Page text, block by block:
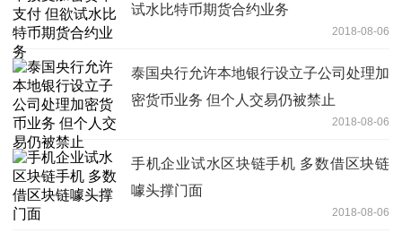
试水比特币期货合约业务
2018-08-06
泰国央行允许本地银行设立子公司处理加
密货币业务 但个人交易仍被禁止
2018-08-06
手机企业试水区块链手机 多数借区块链
噱头撑门面
2018-08-06